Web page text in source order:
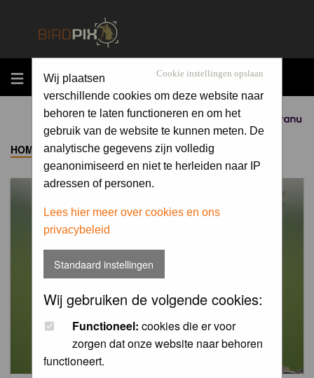
MENU
Sponsored by
Cookie instellingen opslaan
Wij plaatsen
verschillende cookies om deze website naar
behoren te laten functioneren en om het
gebruik van de website te kunnen meten. De
analytische gegevens zijn volledig
geanonimiseerd en niet te herleiden naar IP
adressen of personen.
Lees hier meer over cookies en ons
privacybeleid
Standaard instellingen
Wij gebruiken de volgende cookies:
Functioneel: cookies die er voor
zorgen dat onze website naar behoren
functioneert.
HOME ->ALBUM